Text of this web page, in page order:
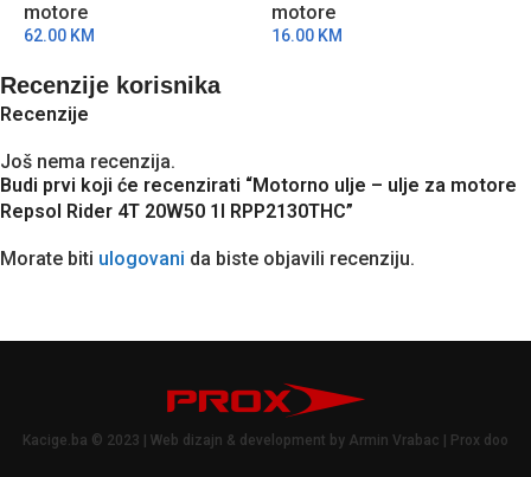
motore
62.00 KM
motore
16.00 KM
Recenzije korisnika
Recenzije
Još nema recenzija.
Budi prvi koji će recenzirati “Motorno ulje – ulje za motore
Repsol Rider 4T 20W50 1l RPP2130THC”
Morate biti ulogovani da biste objavili recenziju.
Kacige.ba © 2023 | Web dizajn & development by Armin Vrabac | Prox doo